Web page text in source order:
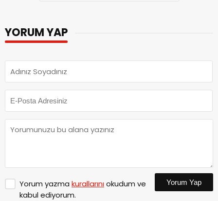
YORUM YAP
Yorum yazma kurallarınıokudum ve
kabul ediyorum.
Yorum Yap